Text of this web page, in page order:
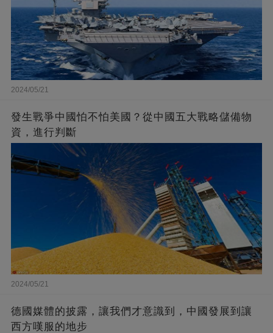
2024/05/21
發生戰爭中國怕不怕美國？從中國五大戰略儲備物
資，進行判斷
2024/05/21
德國媒體的披露，讓我們才意識到，中國發展到讓
西方嘆服的地步